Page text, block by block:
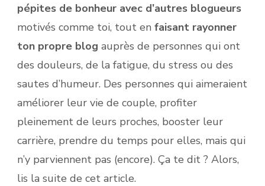
pépites de bonheur avec d’autres blogueurs
motivés comme toi, tout en faisant rayonner
ton propre blog auprès de personnes qui ont
des douleurs, de la fatigue, du stress ou des
sautes d’humeur. Des personnes qui aimeraient
améliorer leur vie de couple, profiter
pleinement de leurs proches, booster leur
carrière, prendre du temps pour elles, mais qui
n’y parviennent pas (encore). Ça te dit ? Alors,
lis la suite de cet article.